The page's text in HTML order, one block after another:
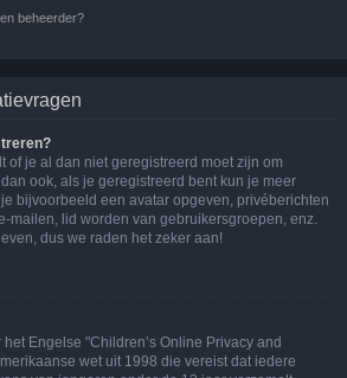
beheerder?
of je al dan niet geregistreerd moet zijn om
ook, als je geregistreerd bent kun je meer
bijvoorbeeld een avatar opgeven, privéberichten
mailen, lid worden van gebruikersgroepen, enz.
dus we raden het zeker aan!
Engelse "Children’s Online Privacy and
wet uit 1998 die vereist dat iedere